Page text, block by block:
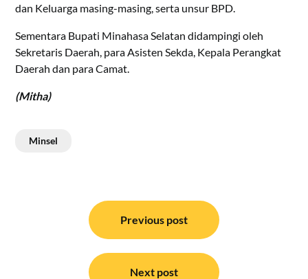
dan Keluarga masing-masing, serta unsur BPD.
Sementara Bupati Minahasa Selatan didampingi oleh
Sekretaris Daerah, para Asisten Sekda, Kepala Perangkat
Daerah dan para Camat.
(Mitha)
Minsel
Previous post
Next post